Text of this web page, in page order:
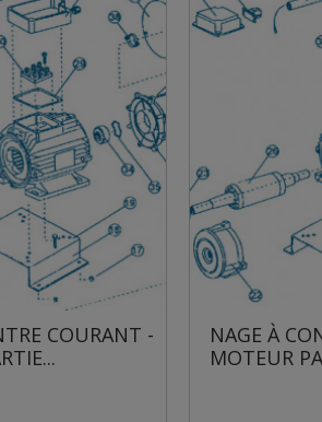
NAGE À CONTRE COURANT -
MOTEUR PARTIE...